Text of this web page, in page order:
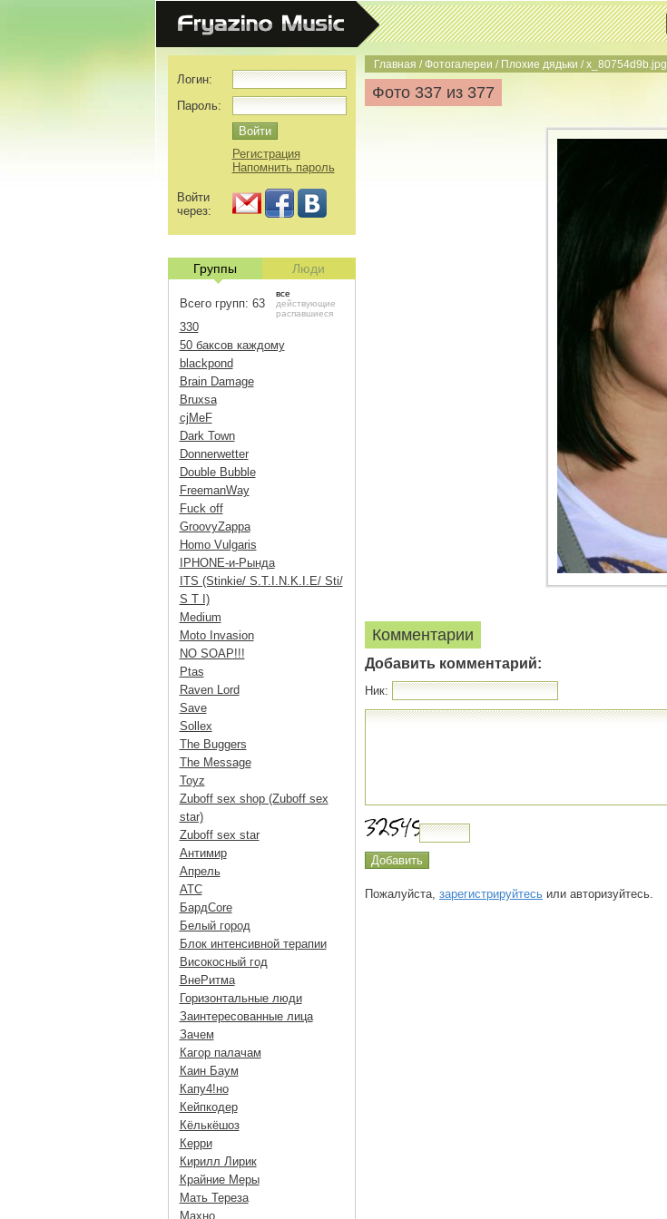
Главная /Фотогалереи / Плохие дядьки /x_80754d9b.jpg
Фото 337 из 377
Комментарии
Добавить комментарий:
Ник:
Пожалуйста, зарегистрируйтесь или авторизуйтесь.
Логин:
Пароль:
Регистрация
Напомнить пароль
Войти
через:
Группы Люди
Всего групп: 63
все
действующие
распавшиеся
330
50 баксов каждому
blackpond
Brain Damage
Bruxsa
cjMeF
Dark Town
Donnerwetter
Double Bubble
FreemanWay
Fuck off
GroovyZappa
Homo Vulgaris
IPHONE-и-Рында
ITS (Stinkie/ S.T.I.N.K.I.E/ Sti/
S T I)
Medium
Moto Invasion
NO SOAP!!!
Ptas
Raven Lord
Save
Sollex
The Buggers
The Message
Toyz
Zuboff sex shop (Zuboff sex
star)
Zuboff sex star
Антимир
Апрель
АТС
БардCore
Белый город
Блок интенсивной терапии
Високосный год
ВнеРитма
Горизонтальные люди
Заинтересованные лица
Зачем
Кагор палачам
Каин Баум
Капу4!но
Кейпкодер
Кёлькёшоз
Керри
Кирилл Лирик
Крайние Меры
Мать Тереза
Махно